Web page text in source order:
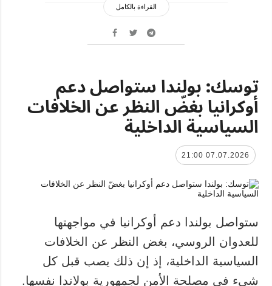
القراءة بالكامل
توسك: بولندا ستواصل دعم
أوكرانيا بغضّ النظر عن الخلافات
السياسية الداخلية
07.07.2026 21:00
ستواصل بولندا دعم أوكرانيا في مواجهتها
للعدوان الروسي، بغض النظر عن الخلافات
السياسية الداخلية، إذ إن ذلك يصب قبل كل
شيء في مصلحة الأمن لجمهورية بولاندا نفسها.